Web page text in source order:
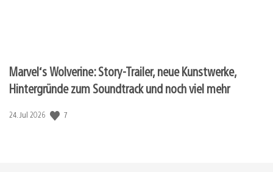
Marvel‘s Wolverine: Story-Trailer, neue Kunstwerke,
Hintergründe zum Soundtrack und noch viel mehr
Veröffentlichungsdatum:
24. Jul 2026 7